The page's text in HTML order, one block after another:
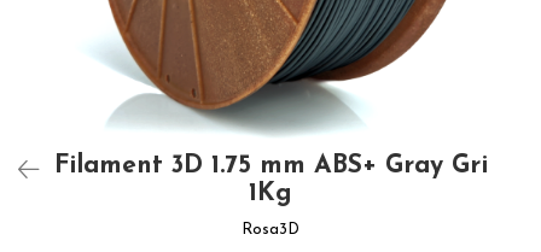
Filament 3D 1.75 mm ABS+ Gray Gri
1Kg
Rosa3D